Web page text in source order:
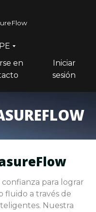
en
Iniciar
sesión
PE
para lograr
fluido a través de
Nuestra